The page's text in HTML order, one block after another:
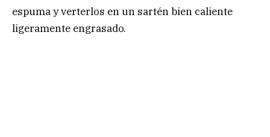
espuma y verterlos en un sartén bien caliente
ligeramente engrasado.